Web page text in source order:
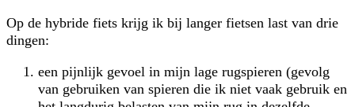
Op de hybride fiets krijg ik bij langer fietsen last van drie
dingen:
een pijnlijk gevoel in mijn lage rugspieren (gevolg
van gebruiken van spieren die ik niet vaak gebruik en